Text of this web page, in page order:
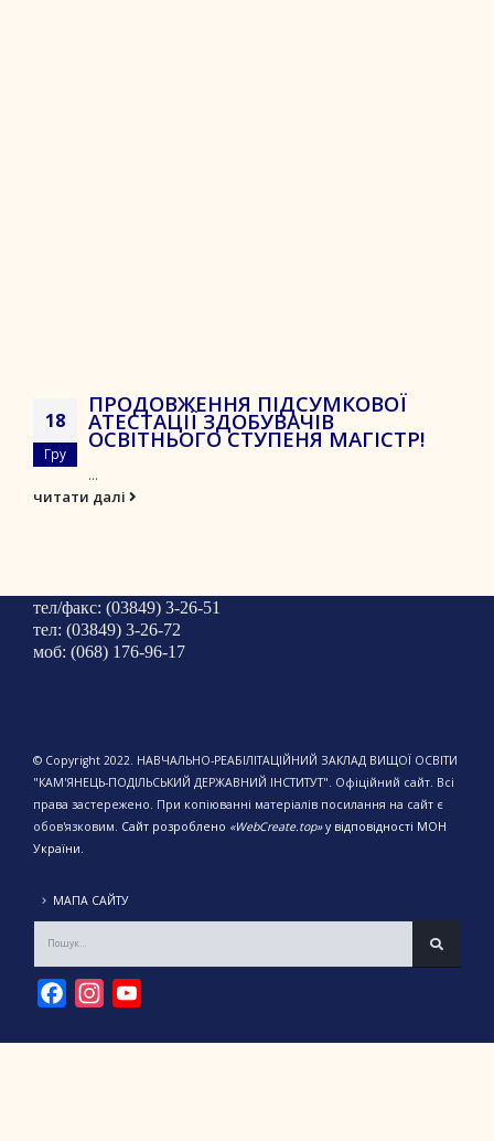
18
Гру
ПРОДОВЖЕННЯ ПІДСУМКОВОЇ
АТЕСТАЦІЇ ЗДОБУВАЧІВ
ОСВІТНЬОГО СТУПЕНЯ МАГІСТР!
...
читати далі
тел/факс: (03849) 3-26-51
тел: (03849) 3-26-72
моб: (068) 176-96-17
© Copyright 2022. НАВЧАЛЬНО-РЕАБІЛІТАЦІЙНИЙ ЗАКЛАД ВИЩОЇ ОСВІТИ
"КАМ'ЯНЕЦЬ-ПОДІЛЬСЬКИЙ ДЕРЖАВНИЙ ІНСТИТУТ". Офіційний сайт. Всі
права застережено. При копіюванні матеріалів посилання на сайт є
обов'язковим. Сайт розроблено «WebCreate.top»у відповідності МОН
України.
МАПА САЙТУ
FacebookInstagram